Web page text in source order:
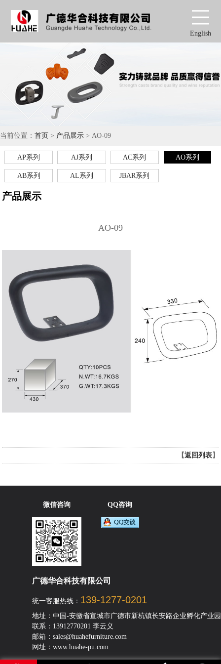
English
当前位置： 首页 > 产品展示 > AO-09
AP系列 AJ系列 AC系列 AO系列
AB系列 AL系列 JBAR系列
产品展示
AO-09
【返回列表】
微信咨询 QQ咨询
广德华合科技有限公司
统一客服热线： 139-1277-0201
地址：中国-安徽省宣城市广德市新杭镇长安路企业孵化产业园
联系：13912770201 李云义
邮箱：sales@huahefurniture.com
网址：www.huahe-pu.com